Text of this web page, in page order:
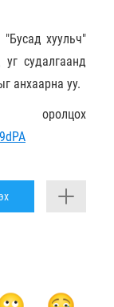
хуульч"
судалгаанд
анхаарна уу.